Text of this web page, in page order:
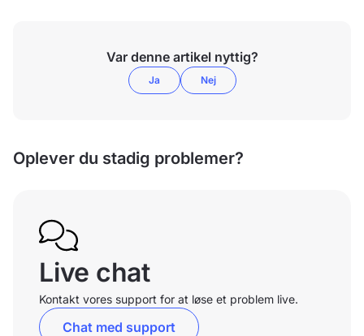
Var denne artikel nyttig?
Ja Nej
Oplever du stadig problemer?
Live chat
Kontakt vores support for at løse et problem live.
Chat med support